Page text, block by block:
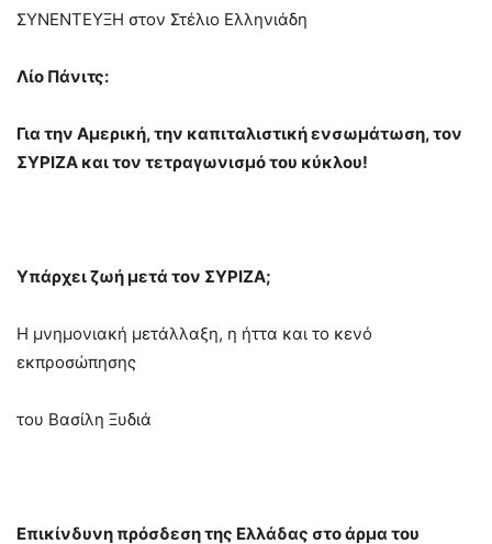
ΣΥΝΕΝΤΕΥΞΗ στον Στέλιο Ελληνιάδη
Λίο Πάνιτς:
Για την Αμερική, την καπιταλιστική ενσωμάτωση, τον
ΣΥΡΙΖΑ και τον τετραγωνισμό του κύκλου!
Υπάρχει ζωή μετά τον ΣΥΡΙΖΑ;
Η μνημονιακή μετάλλαξη, η ήττα και το κενό
εκπροσώπησης
του Βασίλη Ξυδιά
Επικίνδυνη πρόσδεση της Ελλάδας στο άρμα του